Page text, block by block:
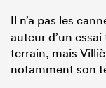
Il n’a pas les
auteur d’un
terrain, mais
notamment son